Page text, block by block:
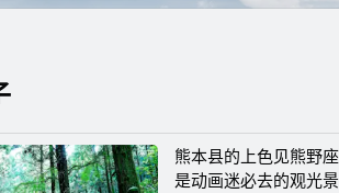
熊本县的上色见熊野
是动画迷必去的观光